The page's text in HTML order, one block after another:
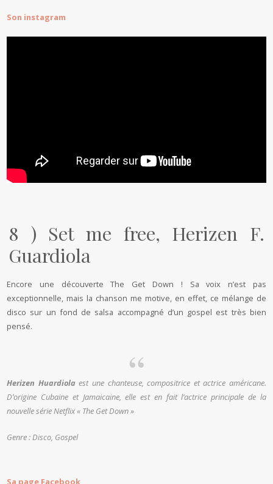
Son instagram
8 ) Set me free, Herizen F.
Guardiola
Encore une découverte The Get Down ! Sa voix n’est pas
exceptionnelle, mais la chanson me motive, en effet, ce mélange de
disco sur un fond de salsa accompagné d’un gospel est très bien
pensé.
Herizen Huardiolaest une chanteuse, compositrice et actrice américane.
D’origine Cubaine et Jamaicaine, elle est en fait l’actrice principale de la
nouvelle série Netflix « The Get Down »
Genre : Disco, Gospel
Sa page Facebook